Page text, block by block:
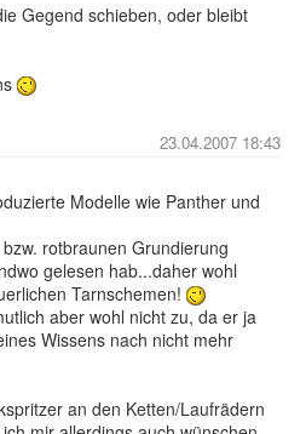
Gegend schieben, oder bleibt
23.04.2007 18:43
Modelle wie Panther und
rotbraunen Grundierung
gelesen hab...daher wohl
Tarnschemen!
aber wohl nicht zu, da er ja
Wissens nach nicht mehr
an den Ketten/Laufrädern